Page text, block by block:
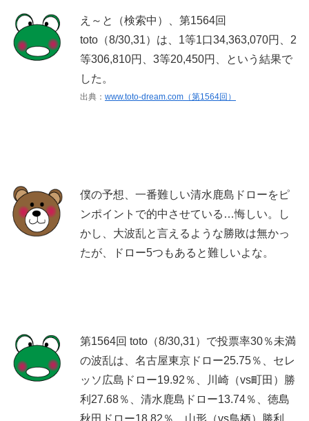
え～と（検索中）、第1564回
toto（8/30,31）は、1等1口34,363,070円、2
等306,810円、3等20,450円、という結果で
した。
出典： www.toto-dream.com（第1564回）
僕の予想、一番難しい清水鹿島ドローをピ
ンポイントで的中させている…悔しい。し
かし、大波乱と言えるような勝敗は無かっ
たが、ドロー5つもあると難しいよな。
第1564回 toto（8/30,31）で投票率30％未満
の波乱は、名古屋東京ドロー25.75％、セレ
ッソ広島ドロー19.92％、川崎（vs町田）勝
利27.68％、清水鹿島ドロー13.74％、徳島
秋田ドロー18.82％、山形（vs鳥栖）勝利